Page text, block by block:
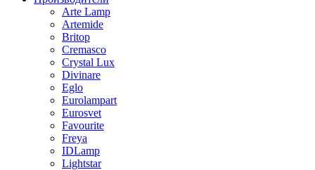
Arte Lamp
Artemide
Britop
Cremasco
Crystal Lux
Divinare
Eglo
Eurolampart
Eurosvet
Favourite
Freya
IDLamp
Lightstar